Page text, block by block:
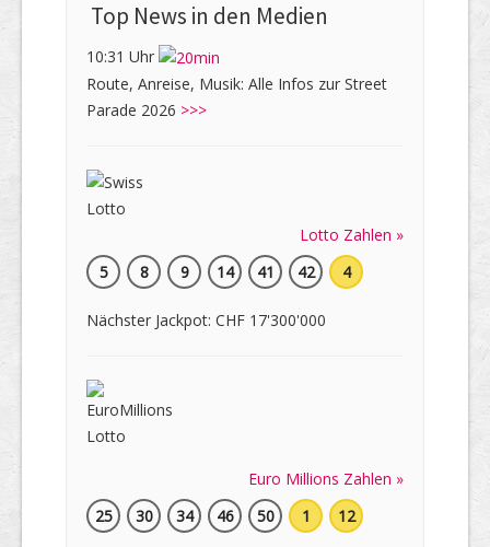
Top News in den Medien
10:31 Uhr
Route, Anreise, Musik: Alle Infos zur Street
Parade 2026 >>>
Lotto Zahlen »
5
8 9 14 41 42 4
Nächster Jackpot: CHF 17'300'000
Euro Millions Zahlen »
25
30 34 46 50 1 12